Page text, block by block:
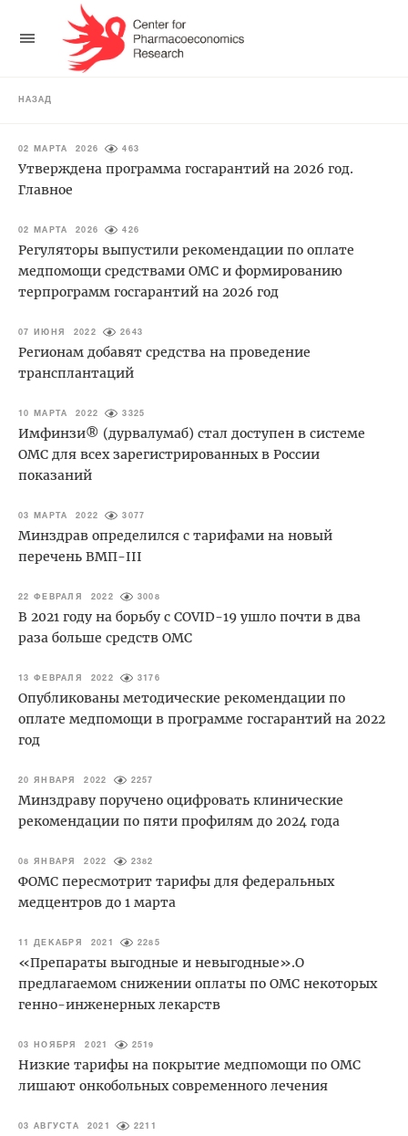
НАЗАД
02 МАРТА 2026 463
Утверждена программа госгарантий на 2026 год.
Главное
02 МАРТА 2026 426
Регуляторы выпустили рекомендации по оплате
медпомощи средствами ОМС и формированию
терпрограмм госгарантий на 2026 год
07 ИЮНЯ 2022 2643
Регионам добавят средства на проведение
трансплантаций
10 МАРТА 2022 3325
Имфинзи® (дурвалумаб) стал доступен в системе
ОМС для всех зарегистрированных в России
показаний
03 МАРТА 2022 3077
Минздрав определился с тарифами на новый
перечень ВМП-III
22 ФЕВРАЛЯ 2022 3008
В 2021 году на борьбу с COVID-19 ушло почти в два
раза больше средств ОМС
13 ФЕВРАЛЯ 2022 3176
Опубликованы методические рекомендации по
оплате медпомощи в программе госгарантий на 2022
год
20 ЯНВАРЯ 2022 2257
Минздраву поручено оцифровать клинические
рекомендации по пяти профилям до 2024 года
08 ЯНВАРЯ 2022 2382
ФОМС пересмотрит тарифы для федеральных
медцентров до 1 марта
11 ДЕКАБРЯ 2021 2285
«Препараты выгодные и невыгодные».О
предлагаемом снижении оплаты по ОМС некоторых
генно-инженерных лекарств
03 НОЯБРЯ 2021 2519
Низкие тарифы на покрытие медпомощи по ОМС
лишают онкобольных современного лечения
03 АВГУСТА 2021 2211